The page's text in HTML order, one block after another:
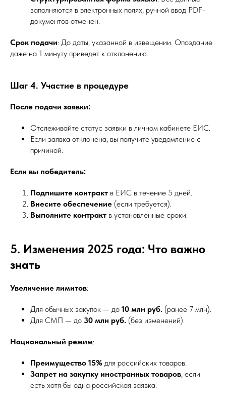
заполняются в электронных полях, ручной ввод PDF-
документов отменен.
Срок подачи: До даты, указанной в извещении. Опоздание
даже на 1 минуту приведет к отклонению.
Шаг 4. Участие в процедуре
После подачи заявки:
Отслеживайте статус заявки в личном кабинете ЕИС.
Если заявка отклонена, вы получите уведомление с
причиной.
Если вы победитель:
Подпишите контракт в ЕИС в течение 5 дней.
Внесите обеспечение (если требуется).
Выполните контракт в установленные сроки.
5. Изменения 2025 года: Что важно
знать
Увеличение лимитов:
Для обычных закупок — до 10 млн руб. (ранее 7 млн).
Для СМП — до 30 млн руб. (без изменений).
Национальный режим:
Преимущество 15% для российских товаров.
Запрет на закупку иностранных товаров, если
есть хотя бы одна российская заявка.